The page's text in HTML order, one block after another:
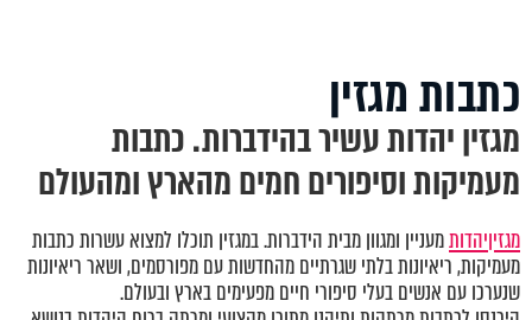
כתבות מגזין
מגזין יהדות עשיר בהידברות. כתבות
מעמיקות וסיפורים חמים מהארץ ומהעולם
מגזיןיהדותמעניין ומגוון מבית הידברות. במגזין תוכלו למצוא עשרות כתבות
מעמיקות, ריאיונות בלתי שגרתיים מהחדשות עם מפורסמים, ושאר ריאיונות
שנערכו עם אנשים בעלי סיפורי חיים מפעימים בארץ ובעולם.